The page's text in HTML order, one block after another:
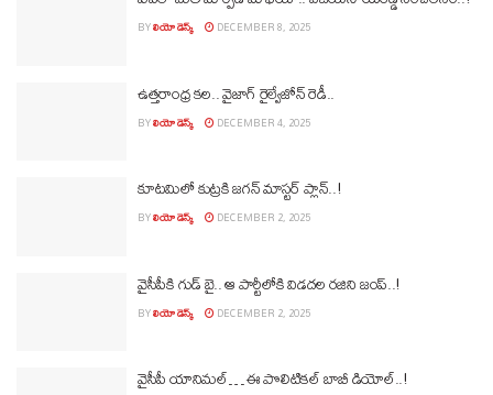
BYలియో డెస్క్ DECEMBER 8, 2025
ఉత్తరాంధ్ర కల.. వైజాగ్‌ రైల్వేజోన్‌ రెడీ..
BYలియో డెస్క్ DECEMBER 4, 2025
కూటమిలో కుట్రకి జగన్‌ మాస్టర్‌ ప్లాన్..!
BYలియో డెస్క్ DECEMBER 2, 2025
వైసీపీకి గుడ్‌ బై.. ఆ పార్టీలోకి విడదల రజిని జంప్‌..!
BYలియో డెస్క్ DECEMBER 2, 2025
వైసీపీ యానిమల్‌… ఈ పొలిటికల్‌ బాబీ డియోల్‌..!